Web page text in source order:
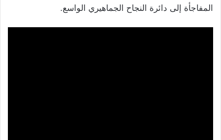
المفاجأة إلى دائرة النجاح الجماهيري الواسع.